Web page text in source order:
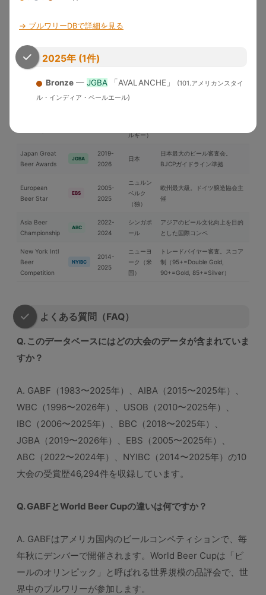
→ ブルワリーDBで詳細を見る
2025年 (1件)
Bronze— JGBA「AVALANCHE」
(101.アメリカンスタイ
ル・インディア・ペールエール)
Beer
Championship
International
IBC
2006-
2025
日本
ンペ。ブラインドテイスティン
ルギー）
Japan Great
Beer Awards
JGBA
2019-
2026
日本
日本最大のビール審査会。
BJCPガイドライン準拠
European
Beer Star
EBS
2005-
2025
ニュルン
ベルク
（独）
欧州最大級。ドイツ醸造協会主
催
Asia Beer
Championship
ABC
2022-
2024
シンガポ
ール
アジアのビール文化向上を目的
とした国際コンペ
New York Intl
Beer
Competition
NYIBC
2014-
2025
ニューヨ
ーク（米
国）
トレードバイヤー審査。スコア
制（95+=Double Gold,
90+=Gold, 85+=Silver）
よくある質問（FAQ）
Q. このデータベースにはどの大会のデータが含まれていま
すか？
A. GABF（1983〜2025年）、AIBA（2015〜2025年）、
WBC（1996〜2026年）、USOB（2010〜2025年）、
IBC（2006〜2025年）、BBC（2018〜2025年）、
JGBA（2019〜2026年）、EBS（2005〜2025年）、
ABC（2022〜2024年）、NYIBC（2014〜2025年）の10
大会の受賞歴46,294件を収録しています。
Q. GABFとWorld Beer Cupの違いは何ですか？
A. GABFはアメリカ国内のビールコンペティションで、毎
年秋にデンバーで開催されます。World Beer Cupは「ビ
ールのオリンピック」と呼ばれる世界規模の品評会で、世
界中のブルワリーが参加します。